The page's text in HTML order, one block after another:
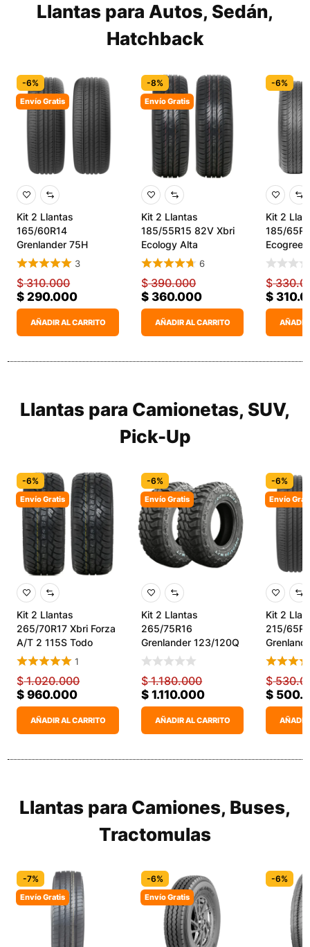
Llantas para Autos, Sedán,
Hatchback
-6%
Envío Gratis
Kit 2 Llantas
165/60R14
Grenlander 75H
KingPro One
3
$310.000
$ 290.000
AÑADIR AL CARRITO
-8%
Envío Gratis
Kit 2 Llantas
185/55R15 82V Xbri
Ecology Alta
Durabilidad
6
$390.000
$ 360.000
AÑADIR AL CARRITO
-6%
Kit 2
185/
$
$
AÑADIR
Llantas para Camionetas, SUV,
Pick-Up
-6%
Envío Gratis
Kit 2 Llantas
265/70R17 Xbri Forza
A/T 2 115S Todo
Terren
1
$1.020.000
$ 960.000
AÑADIR AL CARRITO
-6%
Envío Gratis
Kit 2 Llantas
265/75R16
Grenlander 123/120Q
Predator M/T
$1.180.000
$ 1.110.000
AÑADIR AL CARRITO
-6%
Envío
Kit 2
215/
KingPro
$
$
AÑADIR
Llantas para Camiones, Buses,
Tractomulas
-7%
Envío Gratis
-6%
Envío Gratis
-6%